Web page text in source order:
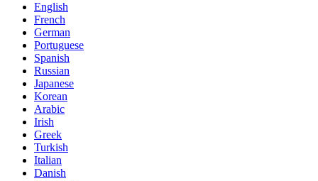
English
French
German
Portuguese
Spanish
Russian
Japanese
Korean
Arabic
Irish
Greek
Turkish
Italian
Danish